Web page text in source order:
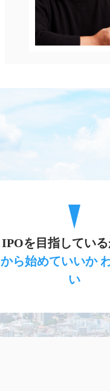
IPOを目指してい
から始めていいか
い